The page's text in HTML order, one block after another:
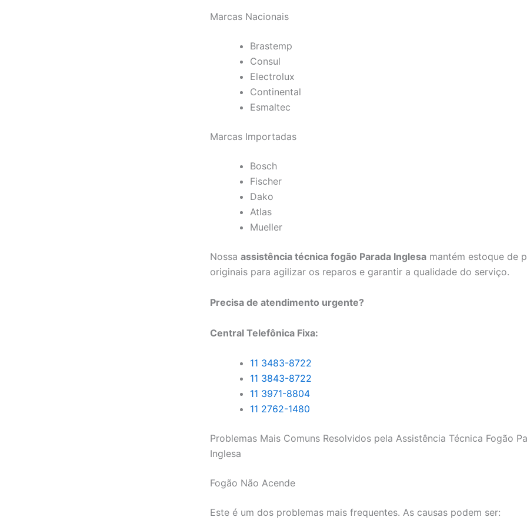
Marcas Nacionais
Brastemp
Consul
Electrolux
Continental
Esmaltec
Marcas Importadas
Bosch
Fischer
Dako
Atlas
Mueller
Nossa assistência técnica fogão Parada Inglesa mantém estoque de
originais para agilizar os reparos e garantir a qualidade do serviço.
Precisa de atendimento urgente?
Central Telefônica Fixa:
11 3483-8722
11 3843-8722
11 3971-8804
11 2762-1480
Problemas Mais Comuns Resolvidos pela Assistência Técnica Fogão
Inglesa
Fogão Não Acende
Este é um dos problemas mais frequentes. As causas podem ser: